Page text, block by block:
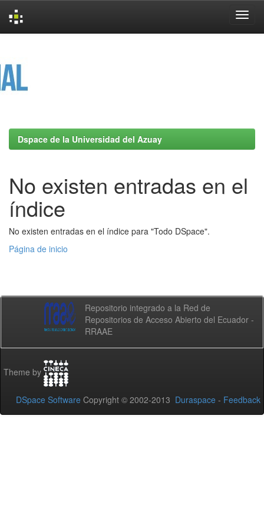
Dspace de la Universidad del Azuay
No existen entradas en el
índice
No existen entradas en el índice para "Todo DSpace".
Página de inicio
Repositorio integrado a la Red de
Repositorios de Acceso Abierto del Ecuador -
RRAAE
Theme by
DSpace Software Copyright © 2002-2013 Duraspace - Feedback